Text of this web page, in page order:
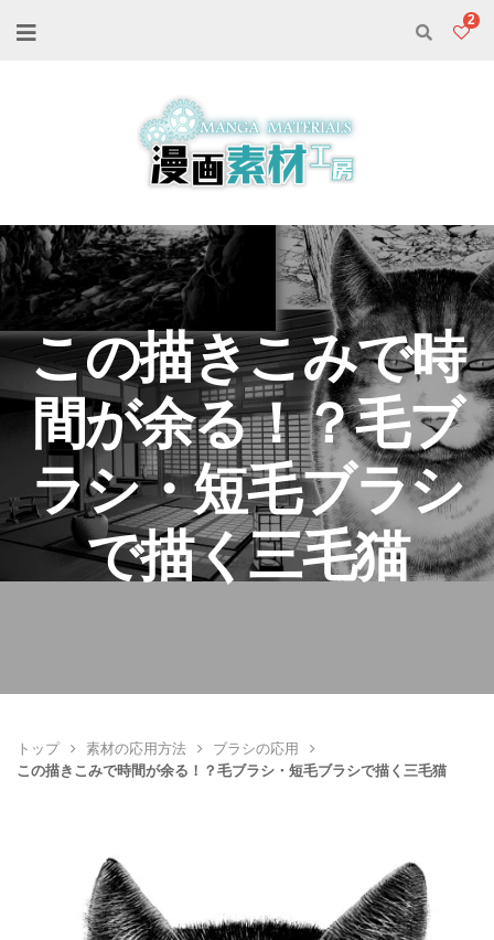
2
この描きこみで時
間が余る！？毛ブ
ラシ・短毛ブラシ
で描く三毛猫
トップ 素材の応用方法
ブラシの応用
この描きこみで時間が余る！？毛ブラシ・短毛ブラシで描く三毛猫